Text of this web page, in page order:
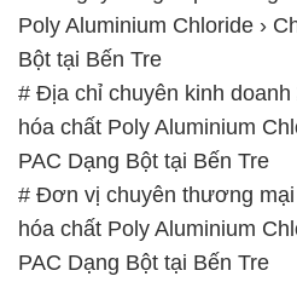
Poly Aluminium Chloride ›
Bột tại Bến Tre
# Địa chỉ chuyên kinh
hóa chất Poly Aluminium
PAC Dạng Bột tại Bến Tre
# Đơn vị chuyên thương
hóa chất Poly Aluminium
PAC Dạng Bột tại Bến Tre